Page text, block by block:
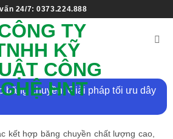
24/7: 0373.224.888
băng chuyền: Giải pháp tối ưu dây
kết hợp băng chuyền chất lượng cao,